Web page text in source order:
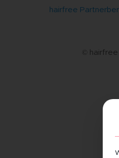
hairfree
© hairfree